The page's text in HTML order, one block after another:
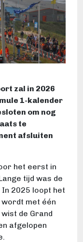
zal in 2026
1-kalender
om nog
te
afsluiten
het eerst in
tijd was de
2025 loopt het
met één
de Grand
afgelopen